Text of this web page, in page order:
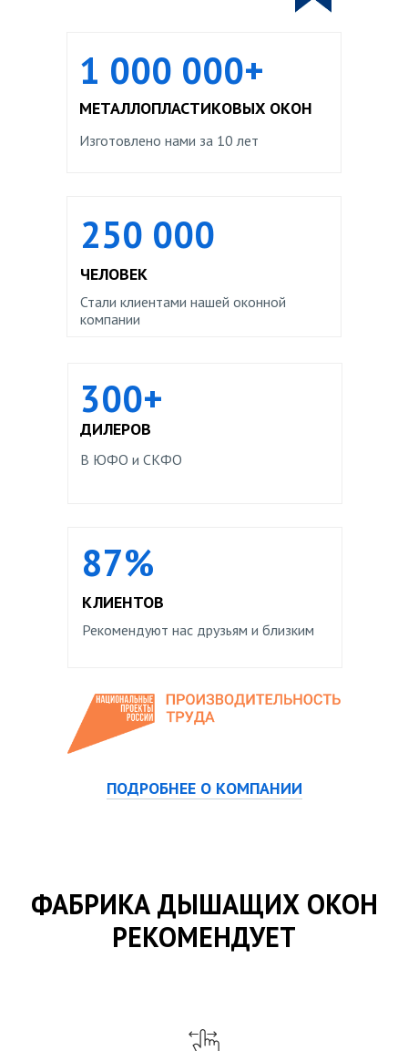
1 000 000+
МЕТАЛЛОПЛАСТИКОВЫХ ОКОН
Изготовлено нами за 10 лет
300+
ДИЛЕРОВ
В ЮФО и СКФО
250 000
ЧЕЛОВЕК
Стали клиентами нашей оконной
компании
87%
КЛИЕНТОВ
Рекомендуют нас друзьям и близким
ПОДРОБНЕЕ О КОМПАНИИ
ФАБРИКА ДЫШАЩИХ ОКОН
РЕКОМЕНДУЕТ